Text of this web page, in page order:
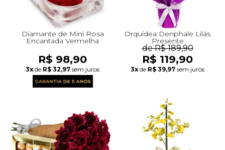
Diamante de Mini Rosa
Encantada Vermelha
R$ 98,90
3x de R$ 32,97 sem juros
Orquídea Denphale Lilás
Presente
de R$ 189,90
R$ 119,90
3x de R$ 39,97 sem juros